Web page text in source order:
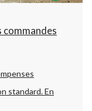
standard.En